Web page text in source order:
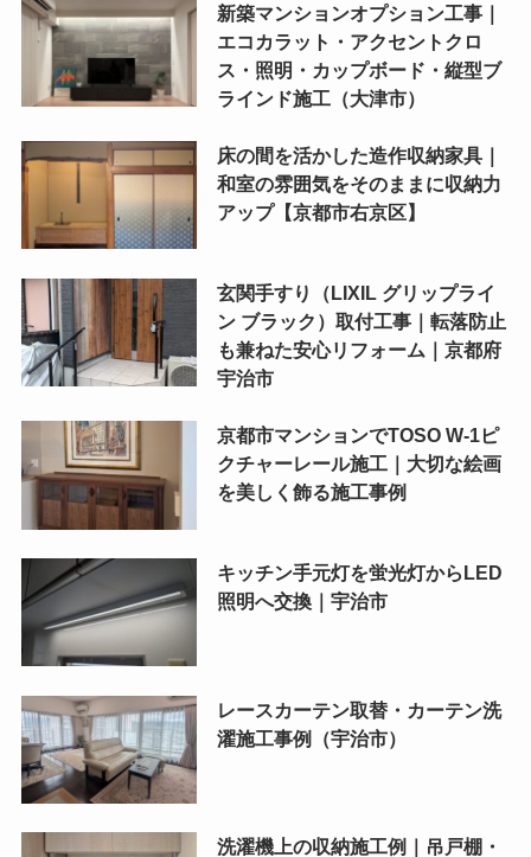
新築マンションオプション工事｜
エコカラット・アクセントクロ
ス・照明・カップボード・縦型ブ
ラインド施工（大津市）
床の間を活かした造作収納家具｜
和室の雰囲気をそのままに収納力
アップ【京都市右京区】
玄関手すり（LIXIL グリップライ
ン ブラック）取付工事｜転落防止
も兼ねた安心リフォーム｜京都府
宇治市
京都市マンションでTOSO W-1ピ
クチャーレール施工｜大切な絵画
を美しく飾る施工事例
キッチン手元灯を蛍光灯からLED
照明へ交換｜宇治市
レースカーテン取替・カーテン洗
濯施工事例（宇治市）
洗濯機上の収納施工例｜吊戸棚・